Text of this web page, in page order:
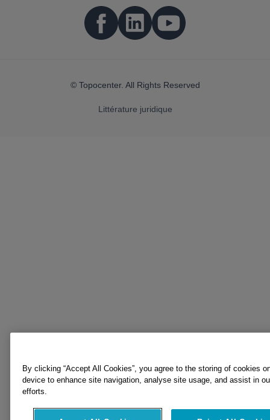
© Topocenter. All Rights Reserved
Littérature juridique
By clicking “Accept All Cookies”, you agree to the storing of cookies
device to enhance site navigation, analyse site usage, and assist in
efforts.